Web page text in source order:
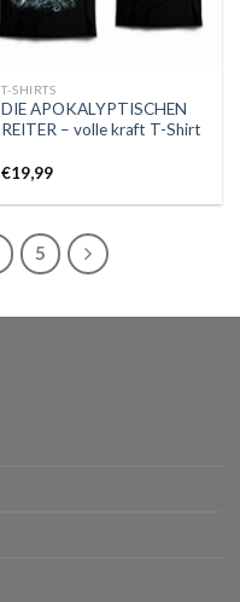
T-SHIRTS
DIE APOKALYPTISCHEN
REITER – volle kraft T-Shirt
€19,99
5